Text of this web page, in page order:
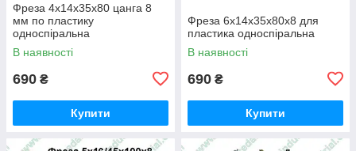
Фреза 4х14х35х80 цанга 8
мм по пластику
односпіральна
В наявності
690 ₴
Купити
Фреза 6х14х35х80х8 для
пластика односпіральна
В наявності
690 ₴
Купити